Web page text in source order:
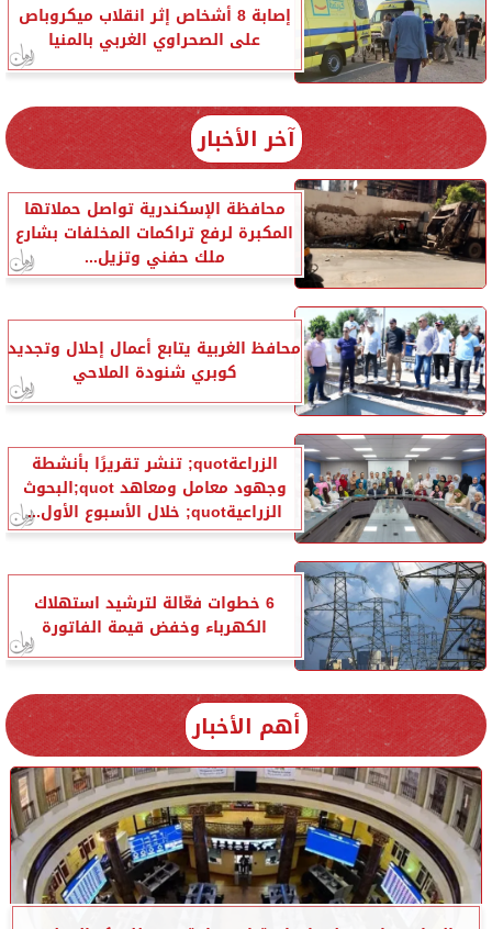
إصابة 8 أشخاص إثر انقلاب ميكروباص
على الصحراوي الغربي بالمنيا
آخر الأخبار
محافظة الإسكندرية تواصل حملاتها
المكبرة لرفع تراكمات المخلفات بشارع
ملك حفني وتزيل...
محافظ الغربية يتابع أعمال إحلال وتجديد
كوبري شنودة الملاحي
الزراعةquot; تنشر تقريرًا بأنشطة
وجهود معامل ومعاهد quot;البحوث
الزراعيةquot; خلال الأسبوع الأول...
6 خطوات فعّالة لترشيد استهلاك
الكهرباء وخفض قيمة الفاتورة
أهم الأخبار